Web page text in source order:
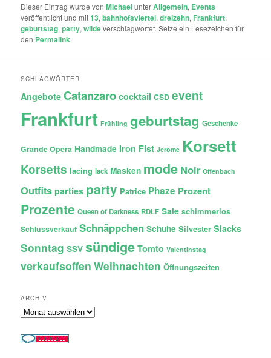
Dieser Eintrag wurde vonMichaelunterAllgemein, Events
veröffentlicht und mit13,bahnhofsviertel,dreizehn, Frankfurt,
geburtstag,party,wildeverschlagwortet. Setze ein Lesezeichen für
den Permalink.
SCHLAGWÖRTER
Angebote Catanzaro cocktail CSD event
Frankfurt Frühling geburtstag Geschenke
Grande Opera Handmade Iron Fist Jerome Korsett
Korsetts lacing lack Masken mode Noir Offenbach
Outfits parties party Patrice Phaze Prozent
Prozente Queen of Darkness RDLF Sale schimmerlos
Schlussverkauf Schnäppchen Schuhe Silvester Slacks
Sonntag SSV sündige Tomto Valentinstag
verkaufsoffen Weihnachten Öffnungszeiten
ARCHIV
Archiv